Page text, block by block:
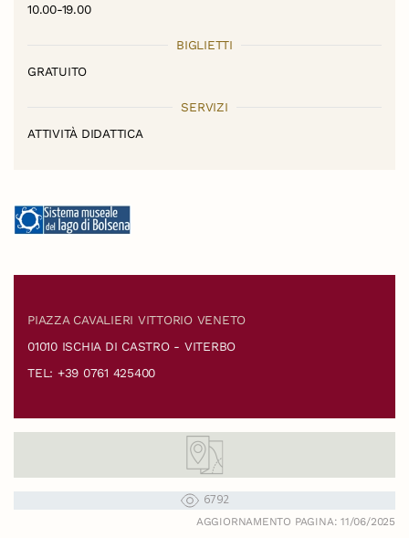
10.00-19.00
BIGLIETTI
GRATUITO
SERVIZI
ATTIVITÀ DIDATTICA
PIAZZA CAVALIERI VITTORIO VENETO
01010 ISCHIA DI CASTRO - VITERBO
TEL: +39 0761 425400
6792
AGGIORNAMENTO PAGINA: 11/06/2025